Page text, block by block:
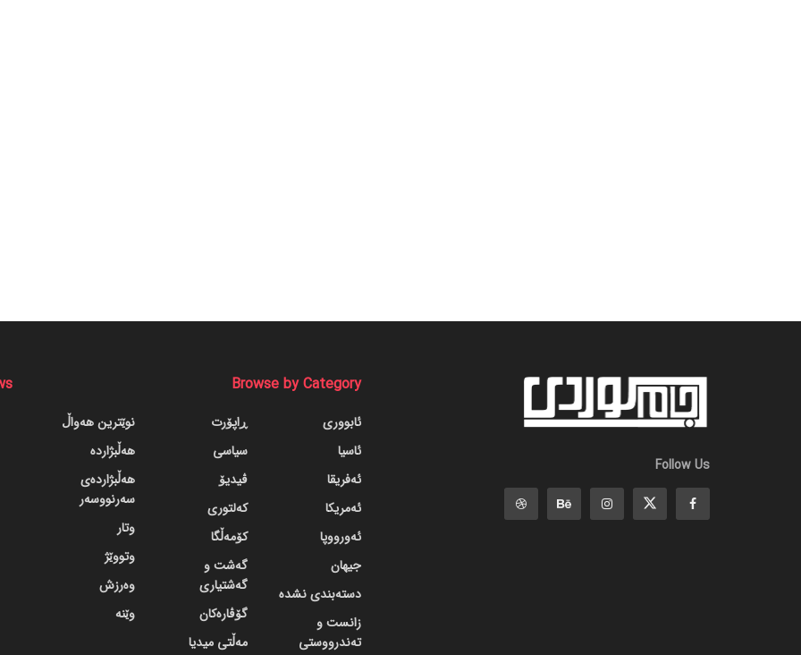
Follow Us
Browse by Category
ئابووری
ئاسیا
ئەفریقا
ئەمریکا
ئەورووپا
جیهان
دسته‌بندی نشده
زانست و
تەندرووستی
ڕاپۆرت
سیاسی
ڤیدیۆ
کەلتوری
کۆمەڵگا
گه‌شت و
گه‌شتیاری
گۆڤاره‌کان
مەڵتی میدیا
نوێترین هەواڵ
هەڵبژاردە
هەڵبژاردەی
سەرنووسەر
وتار
وتووێژ
وەرزش
وێنە